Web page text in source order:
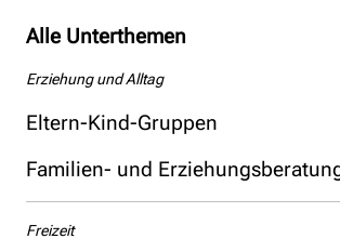
Alle Unterthemen
Erziehung und Alltag
Eltern-Kind-Gruppen
Familien- und
Freizeit